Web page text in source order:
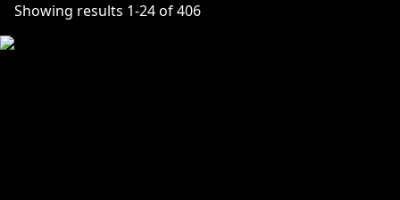
Showing results 1-24of406